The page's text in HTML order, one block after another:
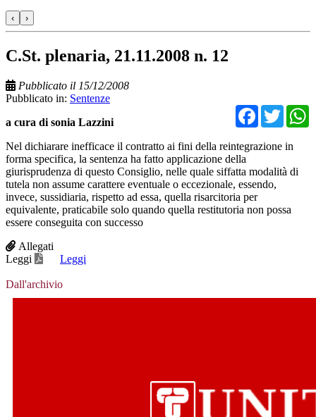
‹ ›
C.St. plenaria, 21.11.2008 n. 12
Pubblicato il 15/12/2008
Pubblicato in: Sentenze
a cura di sonia Lazzini
Nel dichiarare inefficace il contratto ai fini della reintegrazione in
forma specifica, la sentenza ha fatto applicazione della
giurisprudenza di questo Consiglio, nelle quale siffatta modalità di
tutela non assume carattere eventuale o eccezionale, essendo,
invece, sussidiaria, rispetto ad essa, quella risarcitoria per
equivalente, praticabile solo quando quella restitutoria non possa
essere conseguita con successo
Allegati
Leggi
Leggi
Dall'archivio